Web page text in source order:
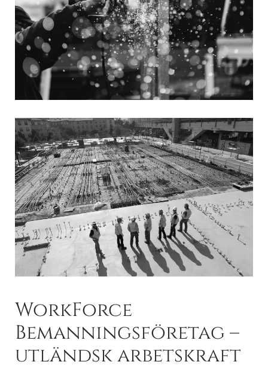
WorkForce
Bemanningsföretag –
utländsk arbetskraft